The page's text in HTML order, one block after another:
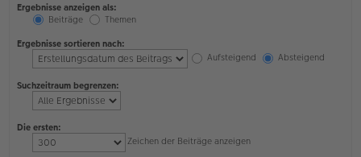
Ergebnisse anzeigen als:
Beiträge
Themen
Ergebnisse sortieren nach:
Aufsteigend
Absteigend
Suchzeitraum begrenzen:
Die ersten:
Zeichen der Beiträge anzeigen